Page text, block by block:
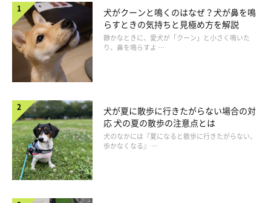
に。犬側の窓だけでも日よけアイテムを取りつけて。
犬がクーンと鳴くのはなぜ？犬が鼻を鳴
らすときの気持ちと見極め方を解説
静かなときに、愛犬が「クーン」と小さく鳴いた
り、鼻を鳴らすよ …
犬が夏に散歩に行きたがらない場合の対
応 犬の夏の散歩の注意点とは
犬のなかには『夏になると散歩に行きたがらない、
歩かなくなる』 …